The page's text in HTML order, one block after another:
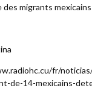
des migrants
fr/
de-14-mexicains-